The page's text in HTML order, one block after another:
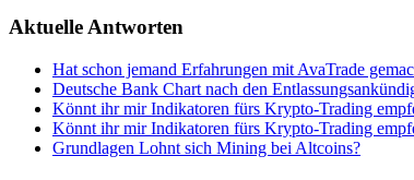
Aktuelle Antworten
Hat schon jemand Erfahrungen mit AvaTrade
Deutsche Bank Chart nach den
Könnt ihr mir Indikatoren fürs Krypto-Trading
Könnt ihr mir Indikatoren fürs Krypto-Trading
Grundlagen Lohnt sich Mining bei Altcoins?